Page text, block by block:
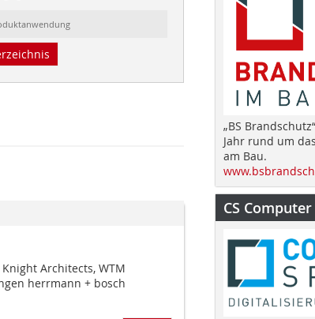
Architects, WTM
herrmann + bosch
„BS
Jahr rund um
am Bau.
CS